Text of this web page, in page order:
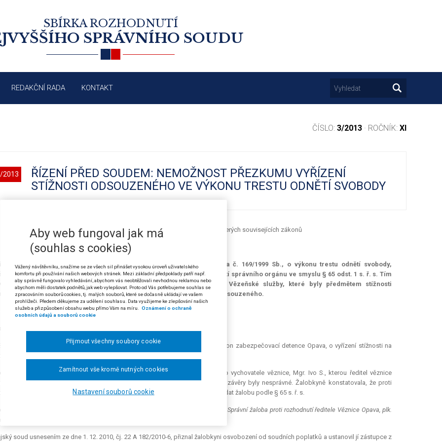
SBÍRKA ROZHODNUTÍ
SPRÁVNÍHO SOUDU
REDAKČNÍ RADA KONTAKT
ČÍSLO: 3/2013 · ROČNÍK: XI
2013
ŘÍZENÍ PŘED SOUDEM: NEMOŽNOST PŘEZKUMU VYŘÍZENÍ
STÍŽNOSTI ODSOUZENÉHO VE VÝKONU TRESTU ODNĚTÍ SVOBODY
1 zákona č. 169/1999 Sb., o výkonu trestu odnětí svobody a o změně některých souvisejících zákonů
1 soudního řádu správního
obecné stížnosti odsouzeného podané dle § 26 odst. 1 zákona č. 169/1999 Sb., o výkonu trestu odnětí svobody,
zaměstnancem Vězeňské služby ČR nelze považovat za rozhodnutí správního orgánu ve smyslu § 65 odst. 1 s. ř. s. Tím
možnost přímé správní žaloby proti úkonu či nečinnosti Vězeňské služby, které byly předmětem stížnosti
zasahuje-li takový úkon nebo nečinnost do práv či povinností odsouzeného.
Nejvyššího správního soudu ze dne 29. 11. 2012, čj. 5 As 43/2012-40)
M. G. proti Vězeňské službě České republiky, Věznice a ústav pro výkon zabezpečovací detence Opava, o vyřízení stížnosti na
vychovatele věznice, o kasační stížnosti žalobkyně.
22. 10. 2010 žalobkyně podala k rukám ředitele věznice stížnost na postup vychovatele věznice, Mgr. Ivo S., kterou ředitel věznice
jako nedůvodnou. Stížnost nebyla dle žalobkyně řádně prošetřena a její závěry byly nesprávné. Žalobkyně konstatovala, že proti
správního orgánu je osoba, jíž se takové rozhodnutí dotýká, oprávněna podat žalobu podle § 65 s. ř. s.
19. 11. 2010 proto Krajskému soudu v Ostravě doručila návrh označený jako " Správní žaloba proti rozhodnutí ředitele Věznice Opava, plk.
Turoka, o zamítnutí stížnosti žalobkyně
soud usnesením ze dne 1. 12. 2010, čj. 22 A 182/2010-6, přiznal žalobkyni osvobození od soudních poplatků a ustanovil jí zástupce z
Aby web fungoval jak má
(souhlas s cookies)
Vážený návštěvníku, snažíme se ze všech sil přinášet vysokou úroveň uživatelského
komfortu při používání našich webových stránek. Mezi základní předpoklady patří např.
aby správně fungovalo vyhledávání, abychom vás neobtěžovali nevhodnou reklamou nebo
abychom měli dostatek podnětů, jak web vylepšovat. Proto od Vás potřebujeme souhlas se
zpracováním souborů cookies, tj. malých souborů, které se dočasně ukládají ve vašem
prohlížeči. Předem děkujeme za udělení souhlasu. Data využijeme ke zlepšování našich
služeb a přizpůsobení obsahu webu přímo Vám na míru.
Oznámení o ochraně
osobních údajů a souborů cookie
Nastavení souborů cookie
Zamítnout vše kromě nutných cookies
Přijmout všechny soubory cookie